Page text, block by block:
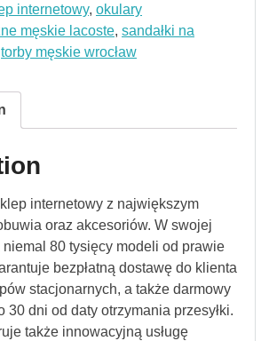
internetowy, okulary
męskie lacoste, sandałki na
torby męskie wrocław
internetowy z największym
oraz akcesoriów. W swojej
80 tysięcy modeli od prawie
bezpłatną dostawę do klienta
stacjonarnych, a także darmowy
30 dni od daty otrzymania przesyłki.
także innowacyjną usługę